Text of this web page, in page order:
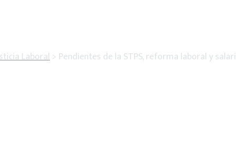
Laboral> Pendientes de la STPS, reforma laboral y